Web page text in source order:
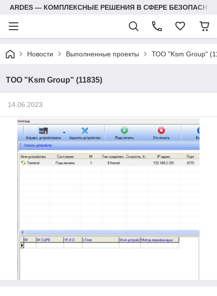
ARDES — КОМПЛЕКСНЫЕ РЕШЕНИЯ В СФЕРЕ
Новости Выполненные проекты ТОО "Ksm Group"
ТОО "Ksm Group" (11835)
14.06.2023